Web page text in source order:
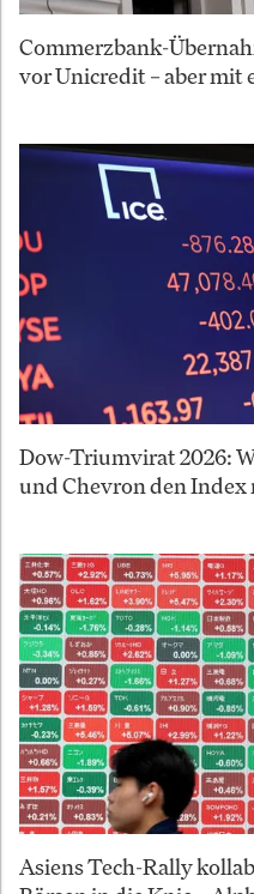
Commerzbank-
vor Unicredit – aber
Dow-Triumvirat 2026:
und Chevron den Index
Asiens Tech-Rally